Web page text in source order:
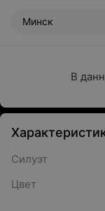
Минск
В
Силуэт
Цвет